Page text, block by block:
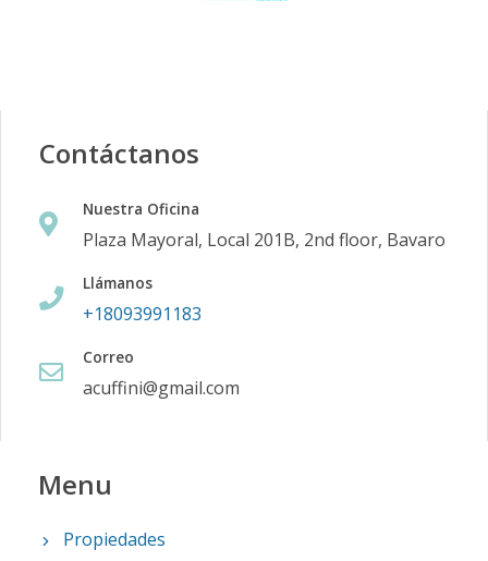
Contáctanos
Nuestra Oficina
Plaza Mayoral, Local 201B, 2nd floor, Bavaro
Llámanos
+18093991183
Correo
acuffini@gmail.com
Menu
Propiedades